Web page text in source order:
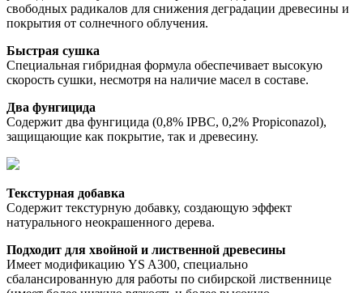
свободных радикалов для снижения деградации древесины и
покрытия от солнечного облучения.
Быстрая сушка
Специальная гибридная формула обеспечивает высокую
скорость сушки, несмотря на наличие масел в составе.
Два фунгицида
Содержит два фунгицида (0,8% IPBC, 0,2% Propiconazol),
защищающие как покрытие, так и древесину.
Текстурная добавка
Содержит текстурную добавку, создающую эффект
натурального неокрашенного дерева.
Подходит для хвойной и лиственной древесины
Имеет модификацию YS A300, специально
сбалансированную для работы по сибирской лиственнице